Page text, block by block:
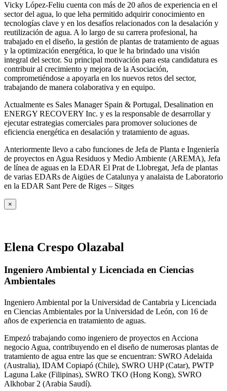
Vicky López-Feliu cuenta con más de 20 años de experiencia en el
sector del agua, lo que leha permitido adquirir conocimiento en
tecnologías clave y en los desafíos relacionados con la desalación y
reutilización de agua. A lo largo de su carrera profesional, ha
trabajado en el diseño, la gestión de plantas de tratamiento de aguas
y la optimización energética, lo que le ha brindado una visión
integral del sector. Su principal motivación para esta candidatura es
contribuir al crecimiento y mejora de la Asociación,
comprometiéndose a apoyarla en los nuevos retos del sector,
trabajando de manera colaborativa y en equipo.
Actualmente es Sales Manager Spain & Portugal, Desalination en
ENERGY RECOVERY Inc. y es la responsable de desarrollar y
ejecutar estrategias comerciales para promover soluciones de
eficiencia energética en desalación y tratamiento de aguas.
Anteriormente llevo a cabo funciones de Jefa de Planta e Ingeniería
de proyectos en Agua Residuos y Medio Ambiente (AREMA), Jefa
de línea de aguas en la EDAR El Prat de Llobregat, Jefa de plantas
de varias EDARs de Aigües de Catalunya y analaista de Laboratorio
en la EDAR Sant Pere de Riges – Sitges
×
Elena Crespo Olazabal
Ingeniero Ambiental y Licenciada en Ciencias
Ambientales
Ingeniero Ambiental por la Universidad de Cantabria y Licenciada
en Ciencias Ambientales por la Universidad de León, con 16 de
años de experiencia en tratamiento de aguas.
Empezó trabajando como ingeniero de proyectos en Acciona
negocio Agua, contribuyendo en el diseño de numerosas plantas de
tratamiento de agua entre las que se encuentran: SWRO Adelaida
(Australia), IDAM Copiapó (Chile), SWRO UHP (Catar), PWTP
Laguna Lake (Filipinas), SWRO TKO (Hong Kong), SWRO
Alkhobar 2 (Arabia Saudí).